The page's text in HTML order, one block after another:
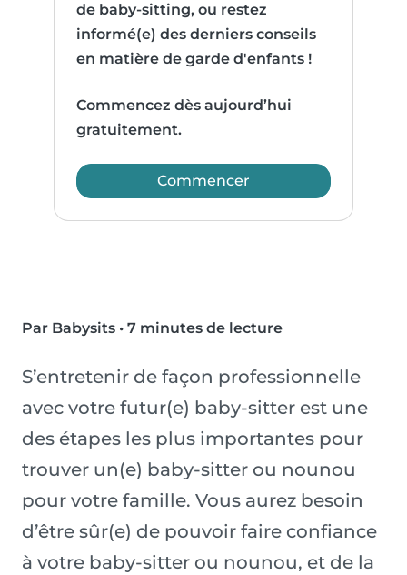
de baby-sitting, ou restez
informé(e) des derniers conseils
en matière de garde d'enfants !
Commencez dès aujourd’hui
gratuitement.
Commencer
Par Babysits • 7 minutes de lecture
S’entretenir de façon professionnelle
avec votre futur(e) baby-sitter est une
des étapes les plus importantes pour
trouver un(e) baby-sitter ou nounou
pour votre famille. Vous aurez besoin
d’être sûr(e) de pouvoir faire confiance
à votre baby-sitter ou nounou, et de la